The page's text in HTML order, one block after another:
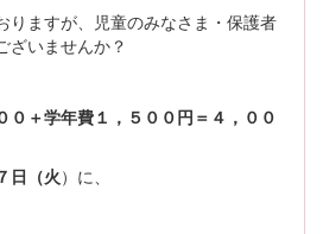
りますが、児童のみなさま・保護者
ざいませんか？
０＋学年費１，５００円＝４，００
日（火）に、